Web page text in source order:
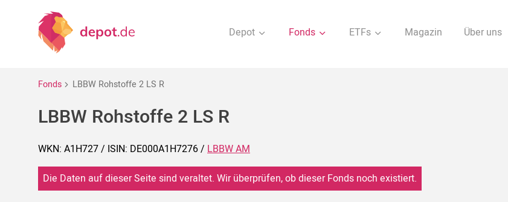
Depot Fonds ETFs Magazin Über uns
Fonds LBBW Rohstoffe 2 LS R
LBBW Rohstoffe 2 LS R
WKN: A1H727 / ISIN: DE000A1H7276 / LBBW AM
Die Daten auf dieser Seite sind veraltet. Wir überprüfen, ob dieser Fonds noch existiert.